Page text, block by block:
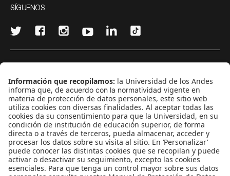
SÍGUENOS
CONTÁCTANOS
cerosetenta@uniandes.edu.co
BOGOTÁ, COLOMBIA
NEWSLETTER